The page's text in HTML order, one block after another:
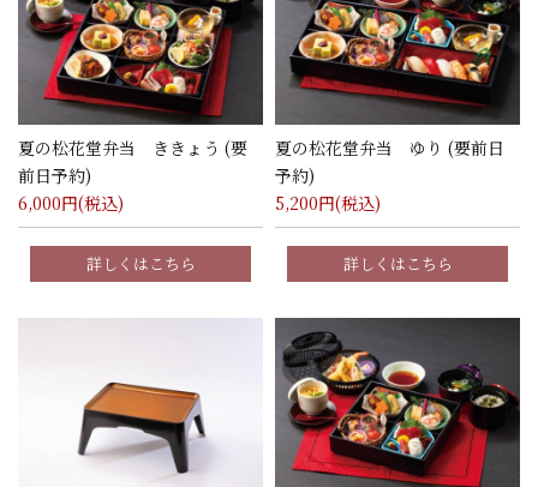
夏の松花堂弁当 ききょう (要
前日予約)
6,000円(税込)
詳しくはこちら
夏の松花堂弁当 ゆり (要前日
予約)
5,200円(税込)
詳しくはこちら